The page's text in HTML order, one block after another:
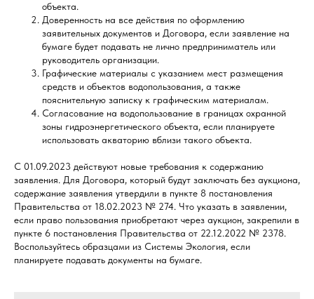
объекта.
Доверенность на все действия по оформлению
заявительных документов и Договора, если заявление на
бумаге будет подавать не лично предприниматель или
руководитель организации.
Графические материалы с указанием мест размещения
средств и объектов водопользования, а также
пояснительную записку к графическим материалам.
Согласование на водопользование в границах охранной
зоны гидроэнергетического объекта, если планируете
использовать акваторию вблизи такого объекта.
С 01.09.2023 действуют новые требования к содержанию
заявления. Для Договора, который будут заключать без аукциона,
содержание заявления утвердили в пункте 8 постановления
Правительства от 18.02.2023 № 274. Что указать в заявлении,
если право пользования приобретают через аукцион, закрепили в
пункте 6 постановления Правительства от 22.12.2022 № 2378.
Воспользуйтесь образцами из Системы Экология, если
планируете подавать документы на бумаге.